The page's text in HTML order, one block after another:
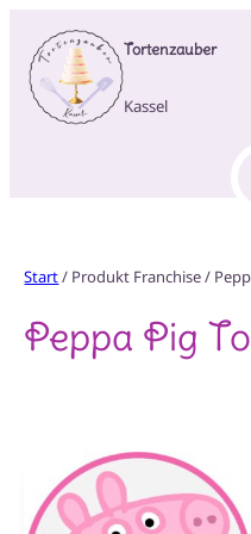
Zum
Inhalt
springen
Tortenzauber
Kassel
Start/ Produkt Franchise /
Peppa Pig